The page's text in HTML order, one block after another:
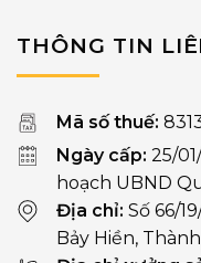
THÔNG TIN
Mã số thuế:
Ngày cấp: 25/
hoạch UBND
Địa chỉ: Số 66/
Bảy Hiền,